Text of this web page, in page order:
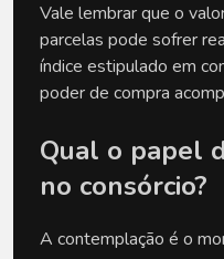
Vale lembrar que o
parcelas pode sofrer
índice estipulado em
poder de compra
Qual o papel
no consórcio?
A contemplação é o